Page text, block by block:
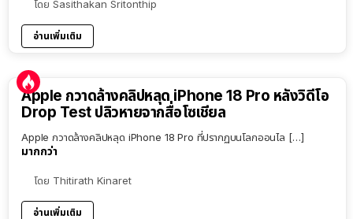
โดย Sasithakan Sritonthip
อ่านเพิ่มเติม
Apple กวาดล้างคลิปหลุด iPhone 18 Pro หลังวิดีโอ
Drop Test ปลิวหายจากสื่อโซเชียล
Apple กวาดล้างคลิปหลุด iPhone 18 Pro ที่ปรากฏบนโลกออนไล […]
มากกว่า
โดย Thitirath Kinaret
อ่านเพิ่มเติม